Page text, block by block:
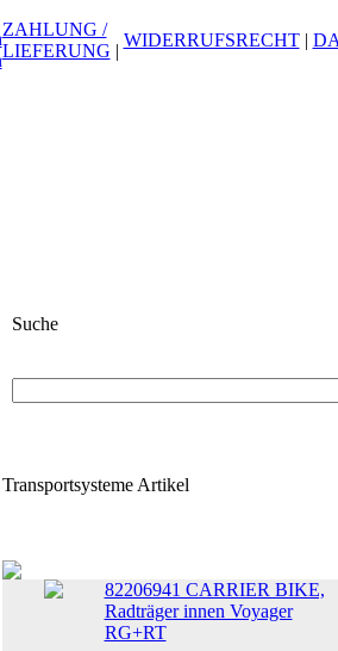
ZAHLUNG /
LIEFERUNG |
WIDERRUFSRECHT|
Suche
Transportsysteme Artikel
82206941 CARRIER BIKE,
Radträger innen Voyager
RG+RT